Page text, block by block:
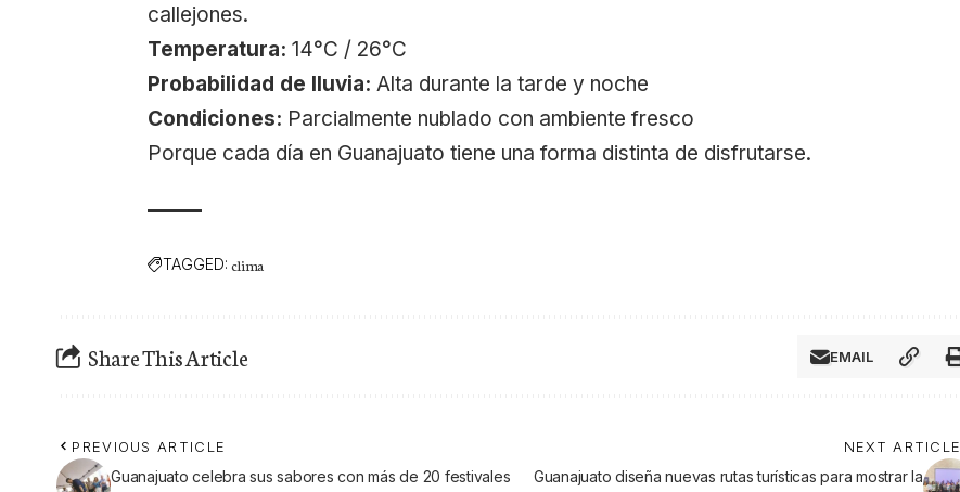
callejones.
Temperatura: 14°C / 26°C
Probabilidad de lluvia: Alta durante la tarde y noche
Condiciones: Parcialmente nublado con ambiente fresco
Porque cada día en Guanajuato tiene una forma distinta de disfrutarse.
TAGGED: clima
Share This Article EMAIL
PREVIOUS ARTICLE
Guanajuato celebra sus sabores con más de 20 festivales
NEXT ARTICLE
Guanajuato diseña nuevas rutas turísticas para mostrar la